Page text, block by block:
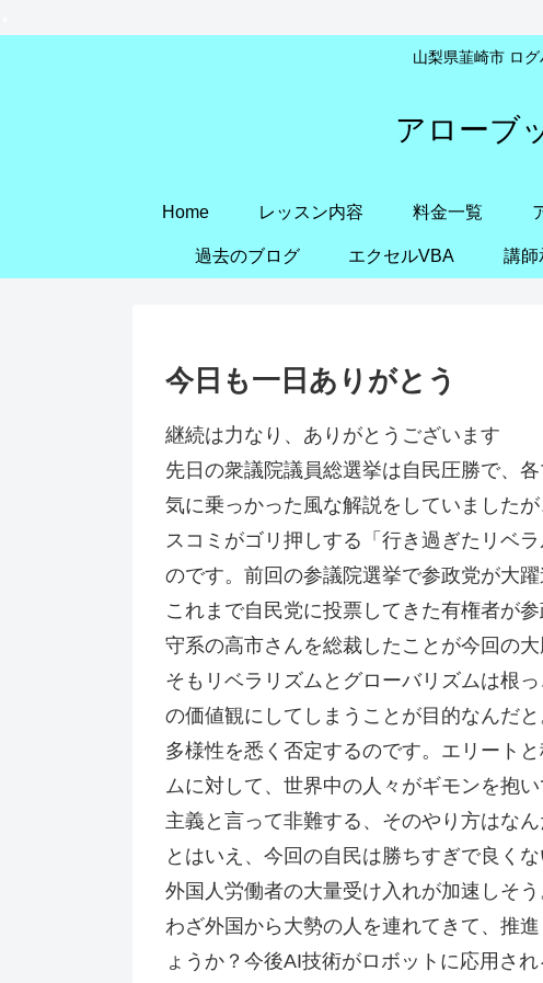
山梨県韮崎市 ロ
アローブ
Home レッスン内容 料金一覧
過去のブログ エクセルVBA 講師
今日も一日ありがとう
継続は力なり、ありがとうございます
先日の衆議院議員総選挙は自民圧勝で、
気に乗っかった風な解説をしていました
スコミがゴリ押しする「行き過ぎたリベ
のです。前回の参議院選挙で参政党が大
これまで自民党に投票してきた有権者が
守系の高市さんを総裁したことが今回の
そもリベラリズムとグローバリズムは根
の価値観にしてしまうことが目的なんだ
多様性を悉く否定するのです。エリート
ムに対して、世界中の人々がギモンを抱
主義と言って非難する、そのやり方はなん
とはいえ、今回の自民は勝ちすぎで良く
外国人労働者の大量受け入れが加速しそ
わざ外国から大勢の人を連れてきて、推
ょうか？今後AI技術がロボットに応用さ